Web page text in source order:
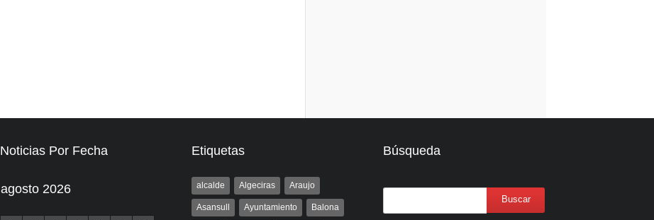
Noticias Por Fecha
agosto 2026
Etiquetas
alcalde Algeciras Araujo
Asansull Ayuntamiento Balona
Búsqueda